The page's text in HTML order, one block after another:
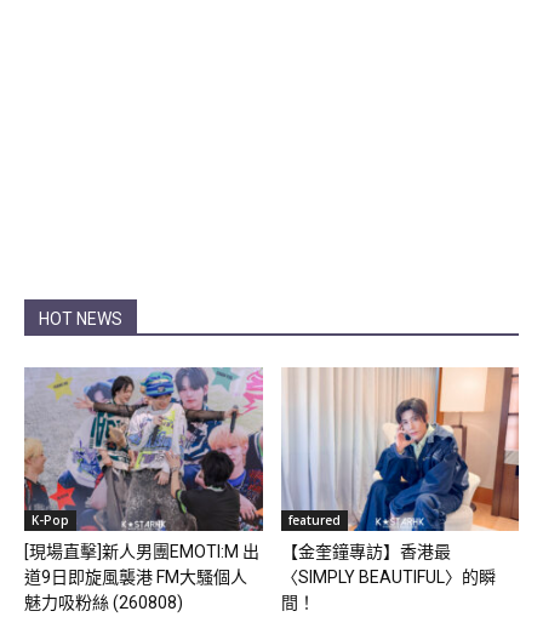
HOT NEWS
K-Pop
[現場直擊]新人男團EMOTI:M 出
道9日即旋風襲港 FM大騷個人
魅力吸粉絲 (260808)
featured
【金奎鐘專訪】香港最
〈SIMPLY BEAUTIFUL〉的瞬
間！